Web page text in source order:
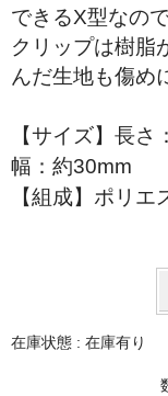
できるX型なの
クリップは樹脂
んだ生地も傷め
【サイズ】長
幅：約30mm
【組成】ポリ
在庫状態 : 在庫有り